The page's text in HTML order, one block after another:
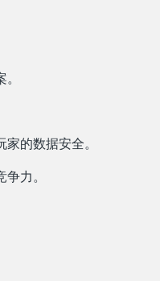
的数据安全。
力。